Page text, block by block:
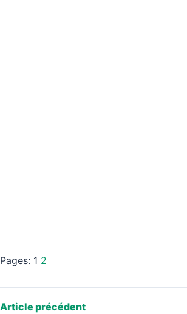
Pages: 1 2
Article précédent